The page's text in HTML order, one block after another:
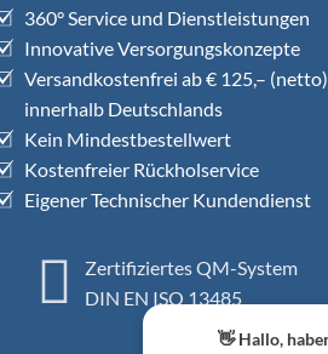
360° Service und Dienstleistungen
Innovative Versorgungskonzepte
Versandkostenfrei ab € 125,– (netto)
innerhalb Deutschlands
Kein Mindestbestellwert
Kostenfreier Rückholservice
Eigener Technischer Kundendienst
Zertifiziertes QM-System
DIN EN ISO 13485
👋 Hallo,